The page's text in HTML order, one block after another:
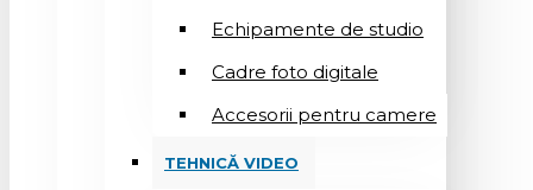
Echipamente de studio
Cadre foto digitale
Accesorii pentru camere
TEHNICĂ VIDEO